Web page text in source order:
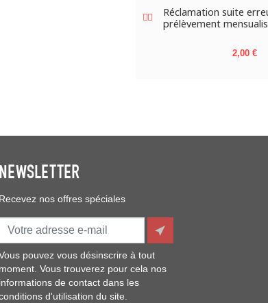
Réclamation suite
prélèvement
Prix
2,00 €
NEWSLETTER
Recevez nos offres spéciales
pouvez vous désinscrire à tout
moment. Vous trouverez pour cela nos
informations de contact dans les
d'utilisation du site.